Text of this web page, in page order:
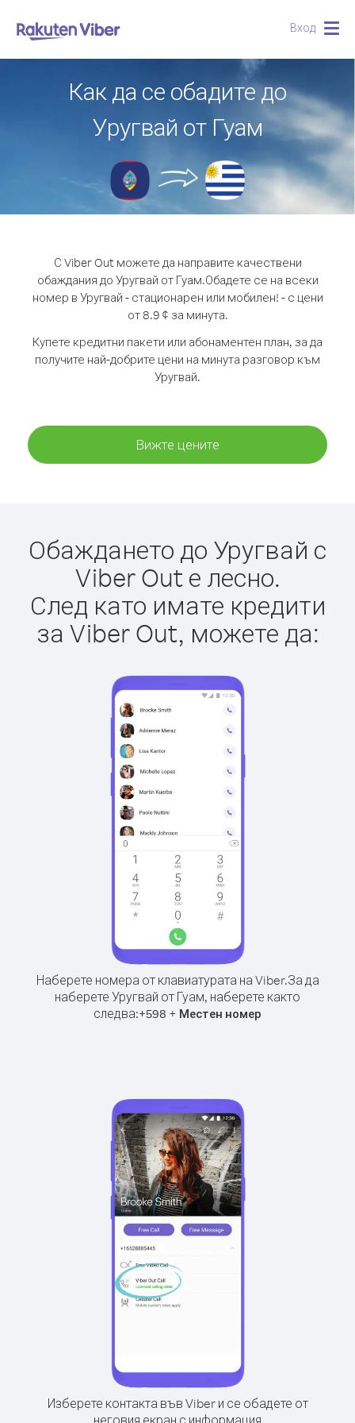
Вход
Как да се обадите до
Уругвай от Гуам
С Viber Out можете да направите качествени
обаждания до Уругвай от Гуам.Обадете се на всеки
номер в Уругвай - стационарен или мобилен! - с цени
от 8.9 ¢ за минута.
Купете кредитни пакети или абонаментен план, за да
получите най-добрите цени на минута разговор към
Уругвай.
Вижте цените
Обаждането до Уругвай с
Viber Out е лесно.
След като имате кредити
за Viber Out, можете да:
Наберете номера от клавиатурата на Viber.За да
наберете Уругвай от Гуам, наберете както
следва:+598 + Местен номер
Изберете контакта във Viber и се обадете от
неговия екран с информация